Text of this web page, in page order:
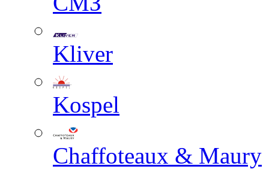
Kliver
Kospel
Chaffoteaux & Maury